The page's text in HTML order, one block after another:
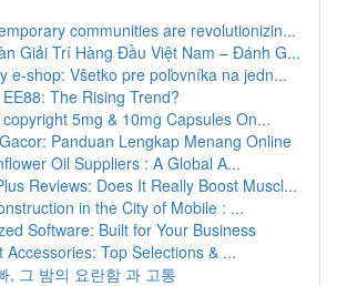
communities are revolutionizin...
Giải Trí Hàng Đầu Việt Nam – Đánh G...
e-shop: Všetko pre poľovníka na jedn...
The Rising Trend?
5mg & 10mg Capsules On...
Panduan Lengkap Menang Online
Oil Suppliers : A Global A...
Reviews: Does It Really Boost Muscl...
in the City of Mobile : ...
Software: Built for Your Business
Accessories: Top Selections & ...
, 그 밤의 요란함 과 고통